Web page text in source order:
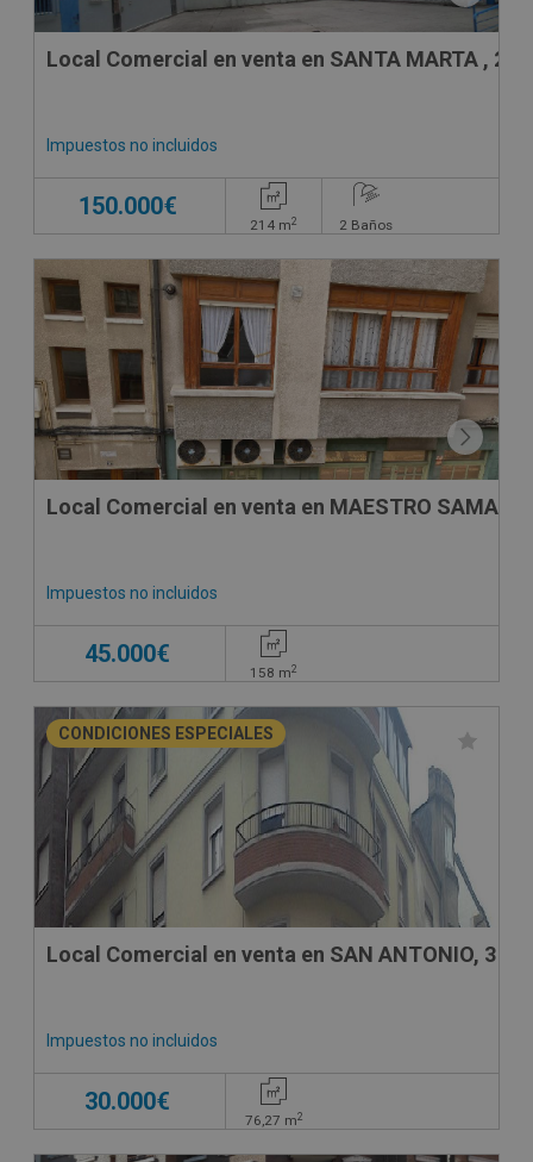
Local Comercial en venta en SANTA MARTA , 26
Impuestos no incluidos
150.000€
214 m2 2 Baños
VPO
CONDICIONES ESPECIALES
Local Comercial en venta en MAESTRO SAMA, 6
Impuestos no incluidos
45.000€
158 m2
CONDICIONES ESPECIALES
Local Comercial en venta en SAN ANTONIO, 3
Impuestos no incluidos
30.000€
76,27 m2